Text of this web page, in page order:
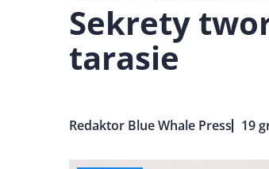
Sekrety
tarasie
Redaktor Blue Whale Press 19